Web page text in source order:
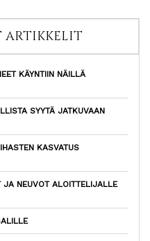
KÄYNTIIN NÄILLÄ
SYYTÄ JATKUVAAN
KASVATUS
JA NEUVOT ALOITTELIJALLE